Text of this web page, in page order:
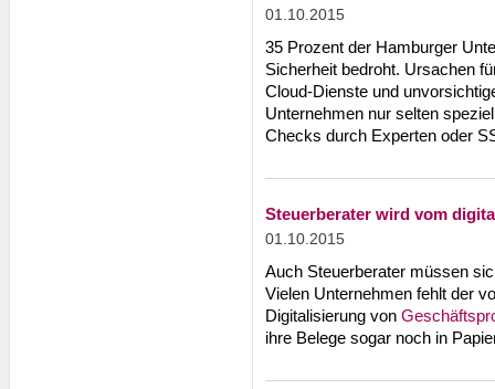
01.10.2015
35 Prozent der Hamburger
Sicherheit bedroht. Ursachen
Cloud-Dienste und
Unternehmen nur selten
Checks durch Experten oder
Steuerberater wird vom
01.10.2015
Auch Steuerberater müssen
Vielen Unternehmen fehlt der
Digitalisierung von
ihre Belege sogar noch in